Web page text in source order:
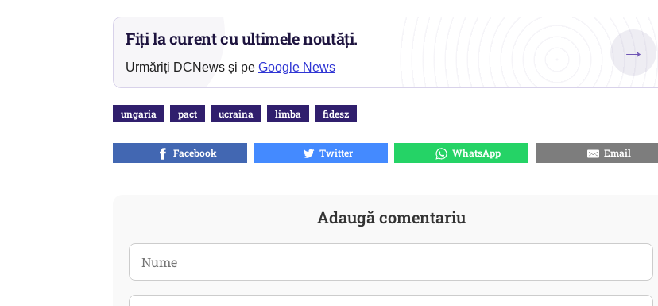
Fiți la curent cu ultimele noutăți.
Urmăriți DCNews și pe Google News
→
ungaria pact ucraina limba fidesz
Facebook Twitter WhatsApp Email
Adaugă comentariu